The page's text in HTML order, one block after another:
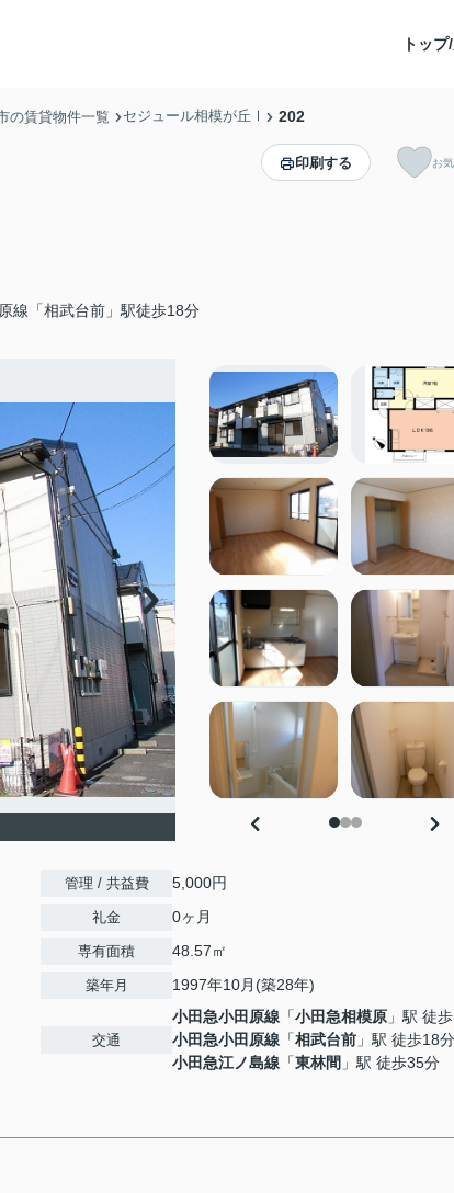
トップ/
の賃貸物件一覧 セジュール相模が丘Ⅰ 202
線「相武台前」駅徒歩18分
印刷する お
管理 / 共益費 5,000円
礼金 0ヶ月
専有面積 48.57㎡
築年月 1997年10月(築28年)
交通
小田急小田原線 「小田急相模原 」駅 徒
小田急小田原線 「相武台前 」駅 徒歩18分
小田急江ノ島線 「東林間 」駅 徒歩35分